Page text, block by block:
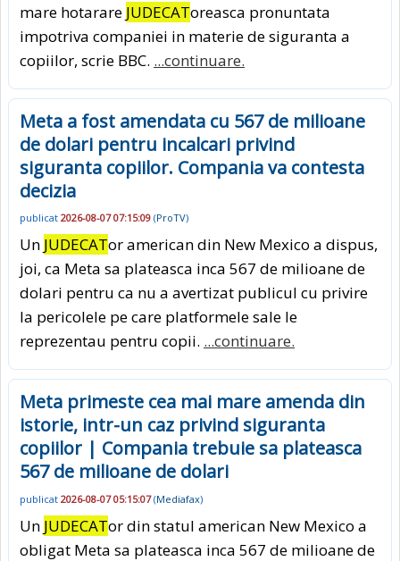
mare hotarare JUDECAToreasca pronuntata
impotriva companiei in materie de siguranta a
copiilor, scrie BBC. ...continuare.
Meta a fost amendata cu 567 de milioane
de dolari pentru incalcari privind
siguranta copiilor. Compania va contesta
decizia
publicat 2026-08-07 07:15:09 (ProTV)
Un JUDECATor american din New Mexico a dispus,
joi, ca Meta sa plateasca inca 567 de milioane de
dolari pentru ca nu a avertizat publicul cu privire
la pericolele pe care platformele sale le
reprezentau pentru copii. ...continuare.
Meta primeste cea mai mare amenda din
istorie, intr-un caz privind siguranta
copiilor | Compania trebuie sa plateasca
567 de milioane de dolari
publicat 2026-08-07 05:15:07(Mediafax)
Un JUDECATor din statul american New Mexico a
obligat Meta sa plateasca inca 567 de milioane de